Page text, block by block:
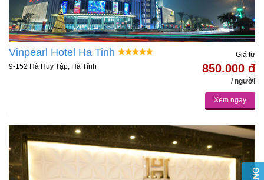
Vinpearl Hotel Ha Tinh
9-152 Hà Huy Tập, Hà Tĩnh
Giá từ
850.000 đ
/ người
Xem ngay